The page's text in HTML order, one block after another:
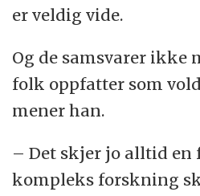
er veldig vide.
Og de samsvarer ikke
folk oppfatter som
mener han.
– Det skjer jo alltid
kompleks forskning